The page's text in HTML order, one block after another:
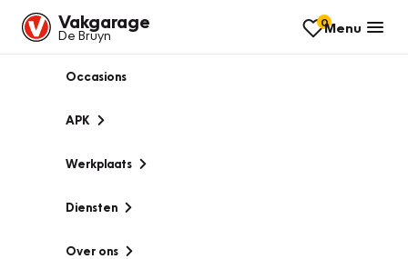
Vakgarage
De Bruyn
0Menu
Occasions
APK
Werkplaats
Diensten
Over ons